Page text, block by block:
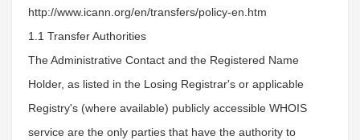
http://www.icann.org/en/transfers/policy-en.htm
1.1 Transfer Authorities
The Administrative Contact and the Registered Name
Holder, as listed in the Losing Registrar's or applicable
Registry's (where available) publicly accessible WHOIS
service are the only parties that have the authority to